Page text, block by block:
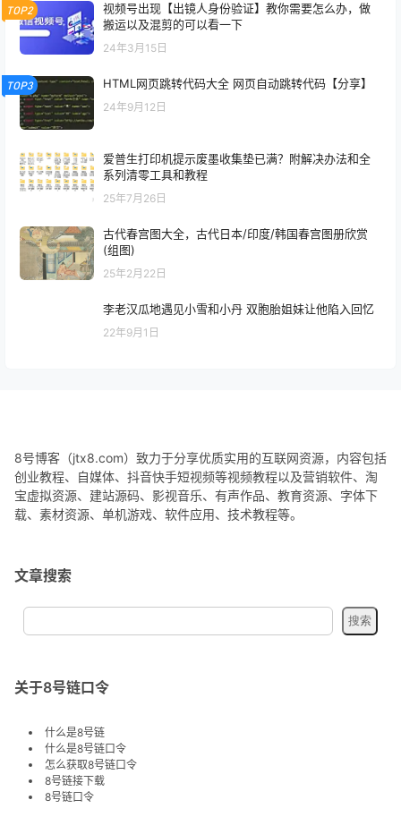
TOP2
视频号出现【出镜人身份验证】教你需要怎么办，做
搬运以及混剪的可以看一下
24年3月15日
TOP3 HTML网页跳转代码大全 网页自动跳转代码【分享】
24年9月12日
爱普生打印机提示废墨收集垫已满？附解决办法和全
系列清零工具和教程
25年7月26日
古代春宫图大全，古代日本/印度/韩国春宫图册欣赏
(组图)
25年2月22日
李老汉瓜地遇见小雪和小丹 双胞胎姐妹让他陷入回忆
22年9月1日
8号博客（jtx8.com）致力于分享优质实用的互联网资源，内容包括
创业教程、自媒体、抖音快手短视频等视频教程以及营销软件、淘
宝虚拟资源、建站源码、影视音乐、有声作品、教育资源、字体下
载、素材资源、单机游戏、软件应用、技术教程等。
文章搜索
关于8号链口令
什么是8号链
什么是8号链口令
怎么获取8号链口令
8号链接下载
8号链口令